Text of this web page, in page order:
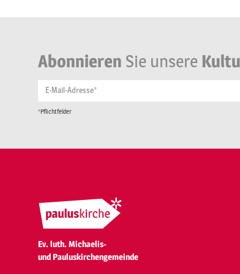
Abonnieren Sie unsere
E-Mail-Adresse*
*Pflichtfelder
Ev. luth. Michaelis-
und Pauluskirchengemeinde